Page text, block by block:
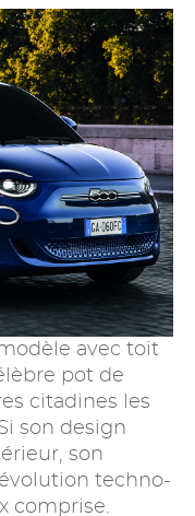
avec toit
pot de
citadines les
son design
son
techno-
comprise.